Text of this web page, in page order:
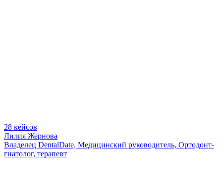
28 кейсов
Лилия Жернова
Владелец DentalDate, Медицинский руководитель, Ортодонт-
гнатолог, терапевт